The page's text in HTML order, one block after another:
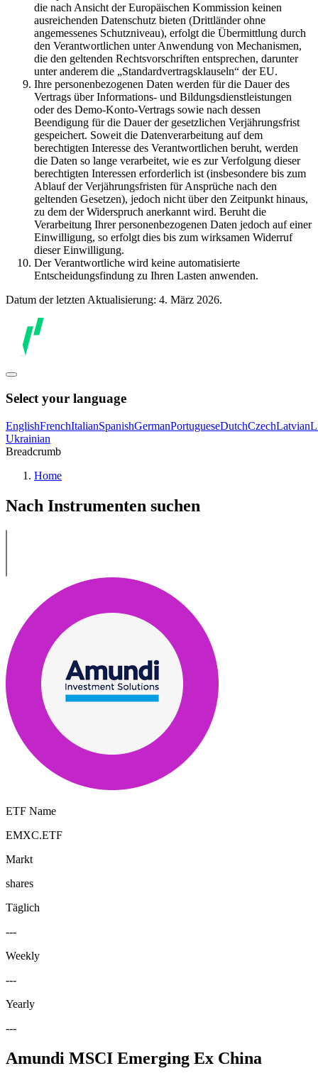
die nach Ansicht der Europäischen Kommission keinen
ausreichenden Datenschutz bieten (Drittländer ohne
angemessenes Schutzniveau), erfolgt die Übermittlung durch
den Verantwortlichen unter Anwendung von Mechanismen,
die den geltenden Rechtsvorschriften entsprechen, darunter
unter anderem die „Standardvertragsklauseln“ der EU.
Ihre personenbezogenen Daten werden für die Dauer des
Vertrags über Informations- und Bildungsdienstleistungen
oder des Demo-Konto-Vertrags sowie nach dessen
Beendigung für die Dauer der gesetzlichen Verjährungsfrist
gespeichert. Soweit die Datenverarbeitung auf dem
berechtigten Interesse des Verantwortlichen beruht, werden
die Daten so lange verarbeitet, wie es zur Verfolgung dieser
berechtigten Interessen erforderlich ist (insbesondere bis zum
Ablauf der Verjährungsfristen für Ansprüche nach den
geltenden Gesetzen), jedoch nicht über den Zeitpunkt hinaus,
zu dem der Widerspruch anerkannt wird. Beruht die
Verarbeitung Ihrer personenbezogenen Daten jedoch auf einer
Einwilligung, so erfolgt dies bis zum wirksamen Widerruf
dieser Einwilligung.
Der Verantwortliche wird keine automatisierte
Entscheidungsfindung zu Ihren Lasten anwenden.
Datum der letzten Aktualisierung: 4. März 2026.
Select your language
EnglishFrenchItalianSpanishGermanPortugueseDutchCzechLatvian
Ukrainian
Breadcrumb
Home
Nach Instrumenten suchen
ETF Name
EMXC.ETF
Markt
shares
Täglich
---
Weekly
---
Yearly
---
Amundi MSCI Emerging Ex China